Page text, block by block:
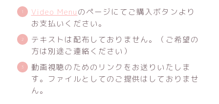
Video Menuのページにてご購入ボタンより
お支払いください。
テキストは配布しておりません。（ご希望の
方は別途ご連絡ください）
動画視聴のためのリンクをお送りいたしま
す。ファイルとしてのご提供はしておりませ
ん。